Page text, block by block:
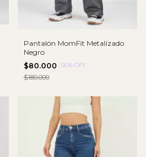
Pantalón MomFit Metalizado
Negro
$80.000 -56% OFF
$180.000